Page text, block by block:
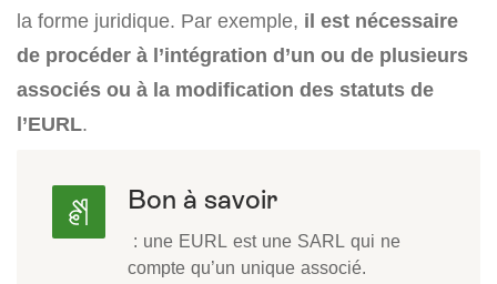
la forme juridique. Par exemple, il est nécessaire
de procéder à l’intégration d’un ou de plusieurs
associés ou à la modification des statuts de
l’EURL.
Bon à savoir
: une EURL est une SARL qui ne
compte qu’un unique associé.